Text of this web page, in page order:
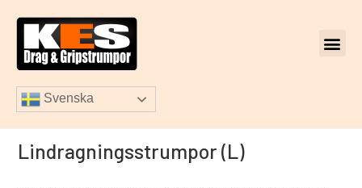
Svenska
Lindragningsstrumpor (L)